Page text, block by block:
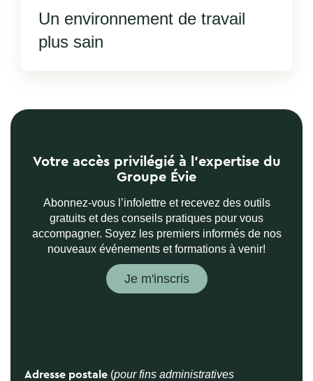
Un environnement de travail
plus sain
Adresse postale (pour fins administratives
Votre accès privilégié à l’expertise du
Groupe Évie
Abonnez-vous l’infolettre et recevez des outils
gratuits et des conseils pratiques pour vous
accompagner. Soyez les premiers informés de nos
nouveaux événements et formations à venir!
Je m'inscris